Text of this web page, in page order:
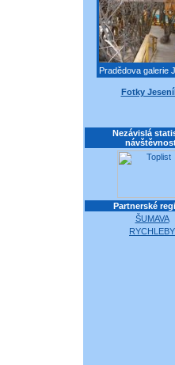
Pradědova galerie
Fotky
Nezávislá
Partnerské
ŠUMAVA
RYCHLEBY